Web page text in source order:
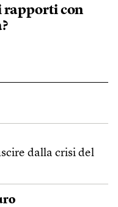
rapporti con
dalla crisi del